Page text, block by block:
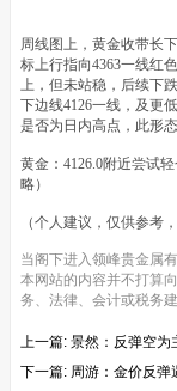
周线图上，黄金收带长
标上行指向4363一线红
上，但未站稳，后续下
下边线4126一线，及更
是否为日内高点，此形
黄金：4126.0附近尝试
略）
（个人建议，仅供参考
当阁下进入领峰贵金属
本网站的内容并不打算
务、法律、会计或税务
上一篇: 景然：反弹空为
下一篇: 周游：金价反弹